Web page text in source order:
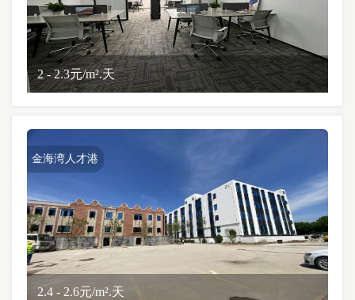
2 - 2.3元/m².天
金海湾人才港
2.4 - 2.6元/m².天